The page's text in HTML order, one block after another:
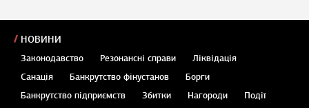
НОВИНИ
Законодавство Резонансні справи
Ліквідація
Санація
Банкрутство фінустанов
Борги
Банкрутство підприємств
Збитки Нагороди
Події